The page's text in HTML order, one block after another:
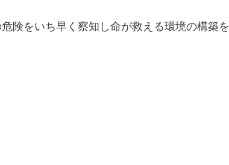
険をいち早く察知し命が救える環境の構築を